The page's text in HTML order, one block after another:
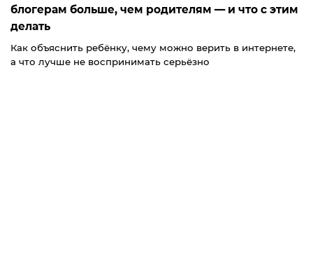
блогерам больше, чем родителям — и что с этим
делать
Как объяснить ребёнку, чему можно верить в интернете,
а что лучше не воспринимать серьёзно